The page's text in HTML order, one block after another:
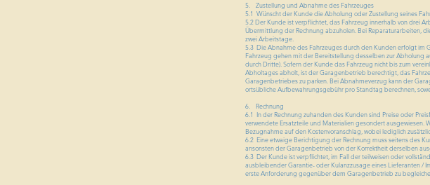
5. Zustellung und Abnahme des Fahrzeuges
5.1 Wünscht der Kunde die Abholung oder Zustellung seines
5.2 Der Kunde ist verpflichtet, das Fahrzeug innerhalb von drei
Übermittlung der Rechnung abzuholen. Bei Reparaturarbeiten,
zwei Arbeitstage.
5.3 Die Abnahme des Fahrzeuges durch den Kunden erfolgt im
Fahrzeug gehen mit der Bereitstellung desselben zur Abholung
durch Dritte). Sofern der Kunde das Fahrzeug nicht bis zum
Abholtages abholt, ist der Garagenbetrieb berechtigt, das
Garagenbetriebes zu parken. Bei Abnahmeverzug kann der
ortsübliche Aufbewahrungsgebühr pro Standtag berechnen,
6. Rechnung
6.1 In der Rechnung zuhanden des Kunden sind Preise oder
verwendete Ersatzteile und Materialien gesondert
Bezugnahme auf den Kostenvoranschlag, wobei lediglich
6.2 Eine etwaige Berichtigung der Rechnung muss seitens des
ansonsten der Garagenbetrieb von der Korrektheit derselben
6.3 Der Kunde ist verpflichtet, im Fall der teilweisen oder
ausbleibender Garantie- oder Kulanzzusage eines Lieferanten /
erste Anforderung gegenüber dem Garagenbetrieb zu